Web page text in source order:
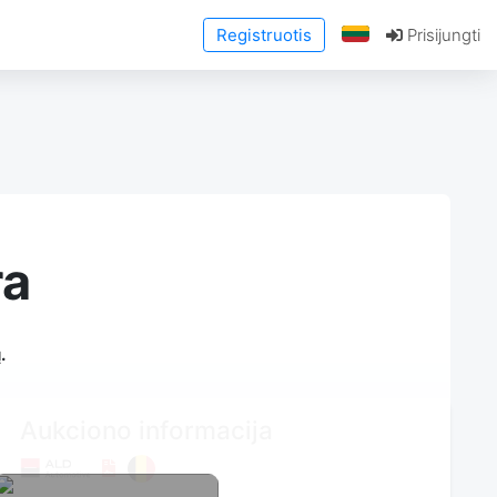
Registruotis Prisijungti